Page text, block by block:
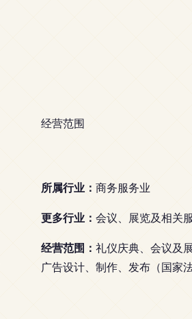
经营范围
所属行业： 商务服务业
更多行业： 会议、展览及相关
经营范围： 礼仪庆典、会议及
广告设计、制作、发布（国家